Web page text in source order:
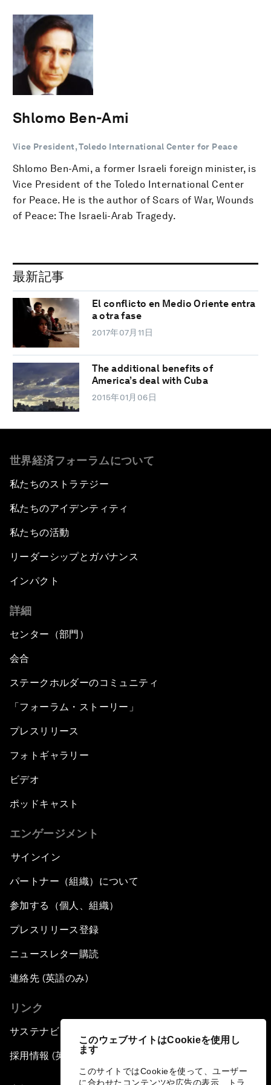
このウェブサイトはCookieを使用し
ます
このサイトではCookieを使って、ユーザー
に合わせたコンテンツや広告の表示、トラ
Shlomo Ben-Ami
Vice President, Toledo International Center for Peace
Shlomo Ben-Ami, a former Israeli foreign minister, is
Vice President of the Toledo International Center
for Peace. He is the author of Scars of War, Wounds
of Peace: The Israeli-Arab Tragedy.
最新記事
El conflicto en Medio Oriente entra
a otra fase
2017年07月11日
The additional benefits of
America’s deal with Cuba
2015年01月06日
世界経済フォーラムについて
私たちのストラテジー
私たちのアイデンティティ
私たちの活動
リーダーシップとガバナンス
インパクト
詳細
センター（部門）
会合
ステークホルダーのコミュニティ
「フォーラム・ストーリー」
プレスリリース
フォトギャラリー
ビデオ
ポッドキャスト
エンゲージメント
サインイン
パートナー（組織）について
参加する（個人、組織）
プレスリリース登録
ニュースレター購読
連絡先 (英語のみ)
リンク
サステナビリティへの取り組み
採用情報 (英語のみ)